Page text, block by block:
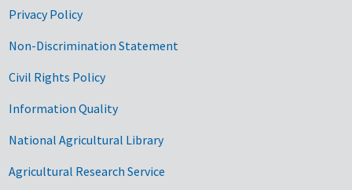
Privacy Policy
Non-Discrimination Statement
Civil Rights Policy
Information Quality
National Agricultural Library
Agricultural Research Service